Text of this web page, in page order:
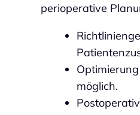
perioperative
möglich.